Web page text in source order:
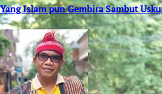
Yang Islam pun Gembira Sambut